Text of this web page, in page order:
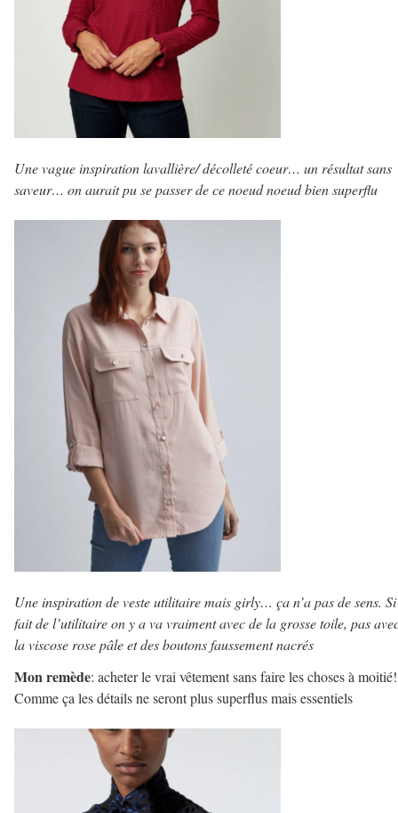
Une vague inspiration lavallière/ décolleté coeur… un résultat sans
saveur… on aurait pu se passer de ce noeud noeud bien superflu
Une inspiration de veste utilitaire mais girly… ça n’a pas de sens.
fait de l’utilitaire on y a va vraiment avec de la grosse toile, pas
la viscose rose pâle et des boutons faussement nacrés
Mon remède: acheter le vrai vêtement sans faire les choses à moitié!
Comme ça les détails ne seront plus superflus mais essentiels